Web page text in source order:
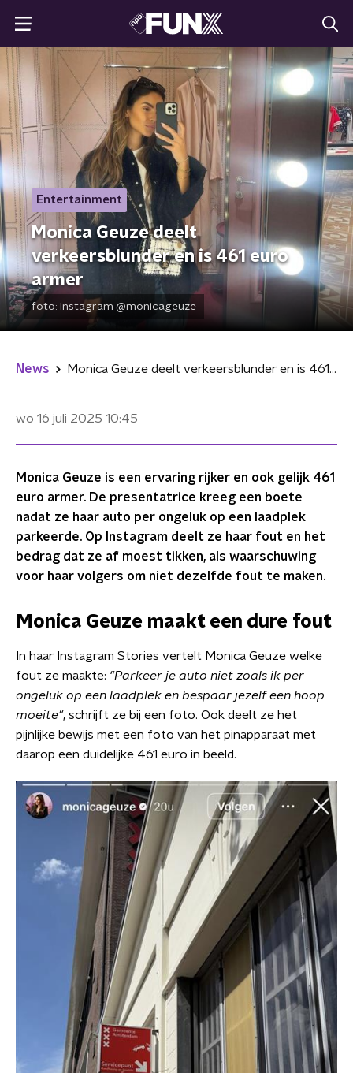
Entertainment
Monica Geuze deelt
verkeersblunder en is 461 euro
armer
foto: Instagram @monicageuze
News Monica Geuze deelt verkeersblunder en is 461 euro armer
wo 16 juli 2025 10:45
Monica Geuze is een ervaring rijker en ook gelijk 461
euro armer. De presentatrice kreeg een boete
nadat ze haar auto per ongeluk op een laadplek
parkeerde. Op Instagram deelt ze haar fout en het
bedrag dat ze af moest tikken, als waarschuwing
voor haar volgers om niet dezelfde fout te maken.
Monica Geuze maakt een dure fout
In haar Instagram Stories vertelt Monica Geuze welke
fout ze maakte: "Parkeer je auto niet zoals ik per
ongeluk op een laadplek en bespaar jezelf een hoop
moeite", schrijft ze bij een foto. Ook deelt ze het
pijnlijke bewijs met een foto van het pinapparaat met
daarop een duidelijke 461 euro in beeld.